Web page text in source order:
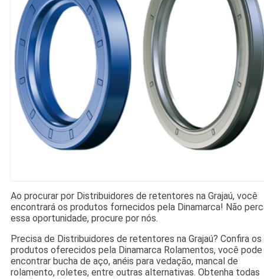
Ao procurar por Distribuidores de retentores na Grajaú, você
encontrará os produtos fornecidos pela Dinamarca! Não
essa oportunidade, procure por nós.
Precisa de Distribuidores de retentores na Grajaú? Confira os
produtos oferecidos pela Dinamarca Rolamentos, você pode
encontrar bucha de aço, anéis para vedação, mancal de
rolamento, roletes, entre outras alternativas. Obtenha todas